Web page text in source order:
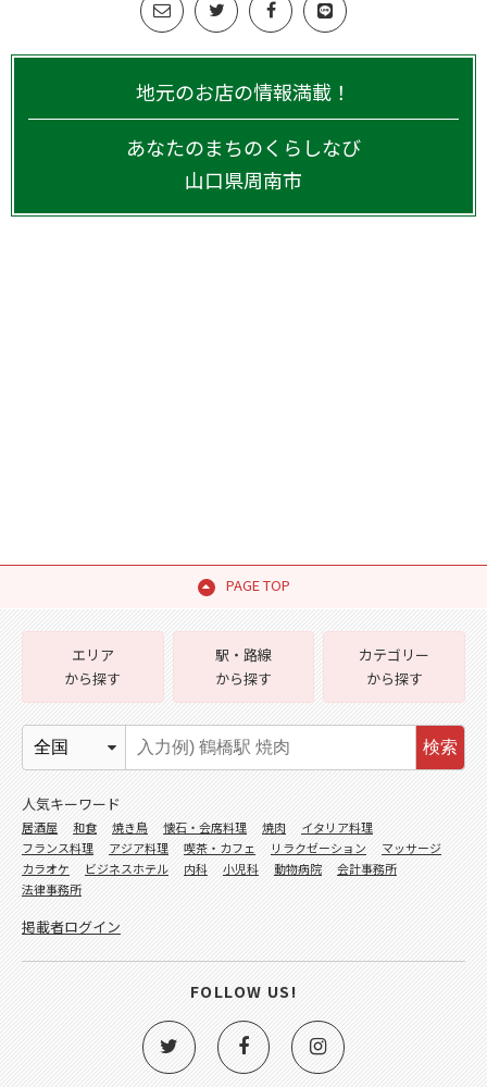
地元のお店の情報満載！
あなたのまちのくらしなび
山口県周南市
PAGE TOP
エリア
から探す
駅・路線
から探す
カテゴリー
から探す
検索
人気キーワード
居酒屋 和食 焼き鳥 懐石・会席料理 焼肉
イタリア料理
フランス料理
アジア料理 喫茶・カフェ リラクゼーション
マッサージ
カラオケ
ビジネスホテル 内科 小児科 動物病院
会計事務所
法律事務所
掲載者ログイン
FOLLOW US!